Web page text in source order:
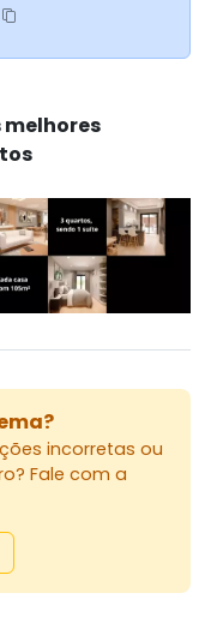
incorretas ou
Fale com a